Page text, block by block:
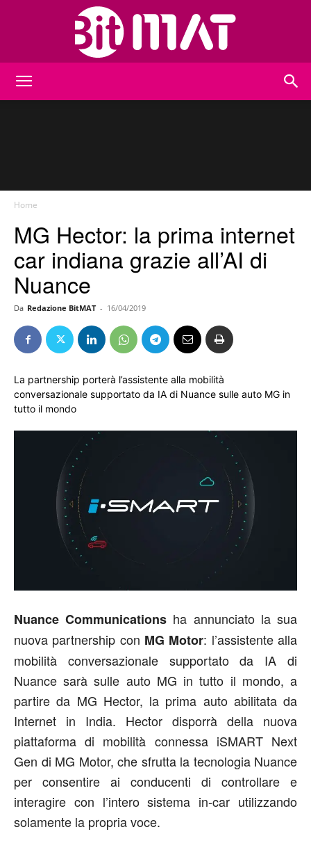
Home
MG Hector: la prima internet
car indiana grazie all’AI di
Nuance
Da Redazione BitMAT - 16/04/2019
La partnership porterà l’assistente alla mobilità
conversazionale supportato da IA di Nuance sulle auto MG in
tutto il mondo
Nuance Communications ha annunciato la sua
nuova partnership con MG Motor: l’assistente alla
mobilità conversazionale supportato da IA di
Nuance sarà sulle auto MG in tutto il mondo, a
partire da MG Hector, la prima auto abilitata da
Internet in India. Hector disporrà della nuova
piattaforma di mobilità connessa iSMART Next
Gen di MG Motor, che sfrutta la tecnologia Nuance
per consentire ai conducenti di controllare e
interagire con l’intero sistema in-car utilizzando
solamente la propria voce.